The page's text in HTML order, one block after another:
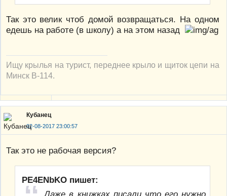
Так это велик чтоб домой возвращаться. На одном
едешь на работе (в школу) а на этом назад
Ищу крылья на турист, переднее крыло и щиток цепи на
Минск В-114.
Кубанец
02-08-2017 23:00:57
Так это не рабочая версия?
PE4ENbKO пишет: